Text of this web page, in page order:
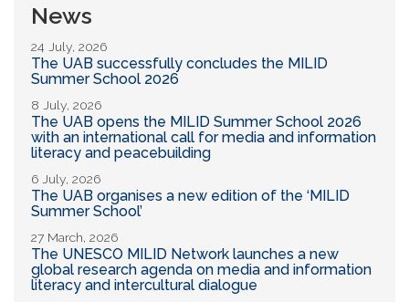
News
24 July, 2026
The UAB successfully concludes the MILID
Summer School 2026
8 July, 2026
The UAB opens the MILID Summer School 2026
with an international call for media and information
literacy and peacebuilding
6 July, 2026
The UAB organises a new edition of the ‘MILID
Summer School’
27 March, 2026
The UNESCO MILID Network launches a new
global research agenda on media and information
literacy and intercultural dialogue